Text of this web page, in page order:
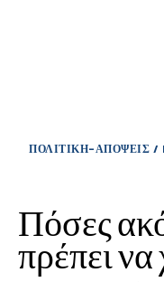
ΠΟΛΙΤΙΚΗ-ΑΠΟΨΕΙΣ /
Πόσες
πρέπει να